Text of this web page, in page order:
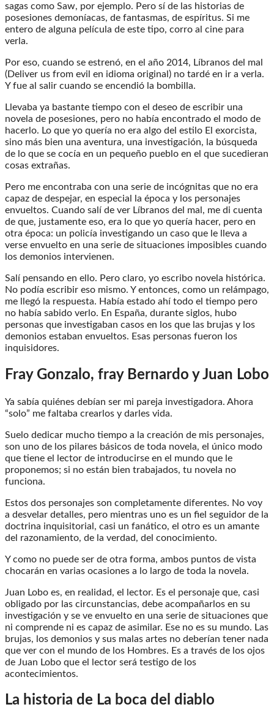
sagas como Saw, por ejemplo. Pero sí de las historias de
posesiones demoníacas, de fantasmas, de espíritus. Si me
entero de alguna película de este tipo, corro al cine para
verla.
Por eso, cuando se estrenó, en el año 2014, Líbranos del mal
(Deliver us from evil en idioma original) no tardé en ir a verla.
Y fue al salir cuando se encendió la bombilla.
Llevaba ya bastante tiempo con el deseo de escribir una
novela de posesiones, pero no había encontrado el modo de
hacerlo. Lo que yo quería no era algo del estilo El exorcista,
sino más bien una aventura, una investigación, la búsqueda
de lo que se cocía en un pequeño pueblo en el que sucedieran
cosas extrañas.
Pero me encontraba con una serie de incógnitas que no era
capaz de despejar, en especial la época y los personajes
envueltos. Cuando salí de ver Líbranos del mal, me di cuenta
de que, justamente eso, era lo que yo quería hacer, pero en
otra época: un policía investigando un caso que le lleva a
verse envuelto en una serie de situaciones imposibles cuando
los demonios intervienen.
Salí pensando en ello. Pero claro, yo escribo novela histórica.
No podía escribir eso mismo. Y entonces, como un relámpago,
me llegó la respuesta. Había estado ahí todo el tiempo pero
no había sabido verlo. En España, durante siglos, hubo
personas que investigaban casos en los que las brujas y los
demonios estaban envueltos. Esas personas fueron los
inquisidores.
Fray Gonzalo, fray Bernardo y Juan Lobo
Ya sabía quiénes debían ser mi pareja investigadora. Ahora
“solo” me faltaba crearlos y darles vida.
Suelo dedicar mucho tiempo a la creación de mis personajes,
son uno de los pilares básicos de toda novela, el único modo
que tiene el lector de introducirse en el mundo que le
proponemos; si no están bien trabajados, tu novela no
funciona.
Estos dos personajes son completamente diferentes. No voy
a desvelar detalles, pero mientras uno es un fiel seguidor de la
doctrina inquisitorial, casi un fanático, el otro es un amante
del razonamiento, de la verdad, del conocimiento.
Y como no puede ser de otra forma, ambos puntos de vista
chocarán en varias ocasiones a lo largo de toda la novela.
Juan Lobo es, en realidad, el lector. Es el personaje que, casi
obligado por las circunstancias, debe acompañarlos en su
investigación y se ve envuelto en una serie de situaciones que
ni comprende ni es capaz de asimilar. Ese no es su mundo. Las
brujas, los demonios y sus malas artes no deberían tener nada
que ver con el mundo de los Hombres. Es a través de los ojos
de Juan Lobo que el lector será testigo de los
acontecimientos.
La historia de La boca del diablo